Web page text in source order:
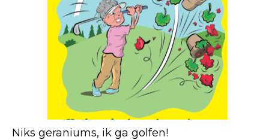
Niks geraniums, ik ga golfen!